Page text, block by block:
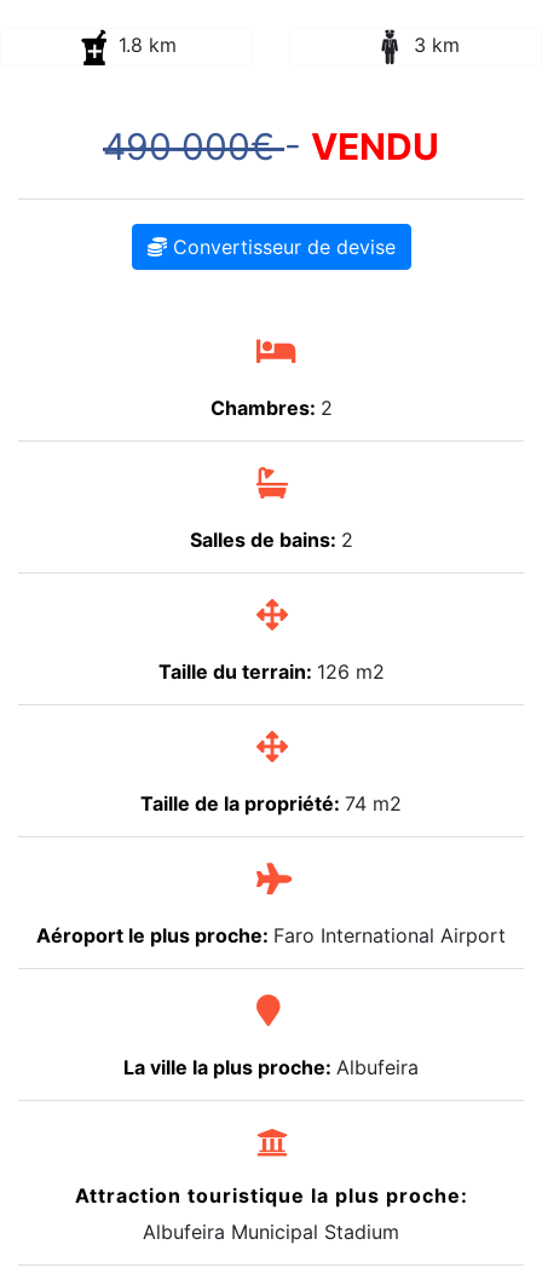
1.8 km 3 km
490 000€- VENDU
Convertisseur de devise
Chambres: 2
Salles de bains: 2
Taille du terrain: 126 m2
Taille de la propriété: 74 m2
Aéroport le plus proche: Faro International Airport
La ville la plus proche: Albufeira
Attraction touristique la plus proche:
Albufeira Municipal Stadium